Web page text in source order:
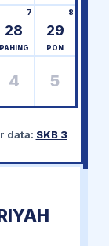
28
7
PAHING
29
8
PON
4 5
data: SKB 3